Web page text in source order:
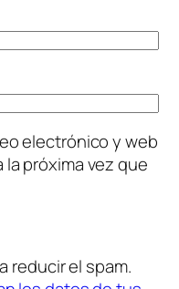
electrónico y web
próxima vez que
reducir el spam.